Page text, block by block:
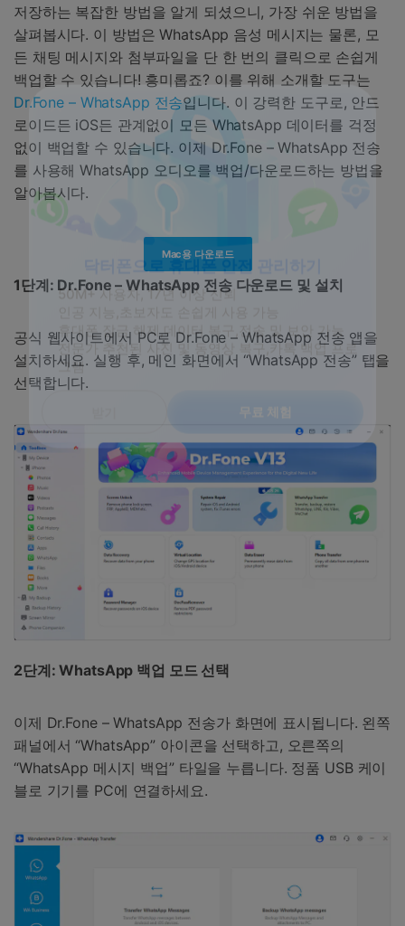
저장하는 복잡한 방법을 알게 되셨으니, 가장 쉬운 방법을
살펴봅시다. 이 방법은 WhatsApp 음성 메시지는 물론, 모
든 채팅 메시지와 첨부파일을 단 한 번의 클릭으로 손쉽게
백업할 수 있습니다! 흥미롭죠? 이를 위해 소개할 도구는
Dr.Fone – WhatsApp 전송입니다. 이 강력한 도구로, 안드
로이드든 iOS든 관계없이 모든 WhatsApp 데이터를 걱정
없이 백업할 수 있습니다. 이제 Dr.Fone – WhatsApp 전송
를 사용해 WhatsApp 오디오를 백업/다운로드하는 방법을
알아봅시다.
Mac용 다운로드
1단계: Dr.Fone – WhatsApp 전송 다운로드 및 설치
공식 웹사이트에서 PC로 Dr.Fone – WhatsApp 전송 앱을
설치하세요. 실행 후, 메인 화면에서 “WhatsApp 전송” 탭을
선택합니다.
2단계: WhatsApp 백업 모드 선택
이제 Dr.Fone – WhatsApp 전송가 화면에 표시됩니다. 왼쪽
패널에서 “WhatsApp” 아이콘을 선택하고, 오른쪽의
“WhatsApp 메시지 백업” 타일을 누릅니다. 정품 USB 케이
블로 기기를 PC에 연결하세요.
50M+ 사용자, 17년 이상 신뢰
인공 지능,초보자도 손쉽게 사용 가능
휴대폰 잠금 해제,데이터 복구,전송 및 보안 가능
전문가 추천된 사진 및 동영상 복구,카톡 백업 프로
받기 무료 체험